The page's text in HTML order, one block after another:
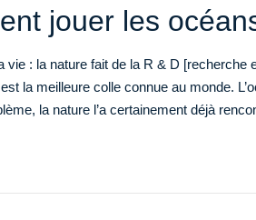
jouer les
vie : la nature fait de la R & D
est la meilleure colle connue au monde.
la nature l’a certainement déjà